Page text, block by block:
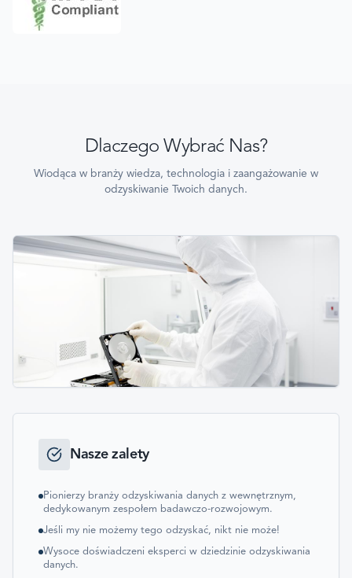
Dlaczego Wybrać Nas?
Wiodąca w branży wiedza, technologia i zaangażowanie w
odzyskiwanie Twoich danych.
Nasze zalety
Pionierzy branży odzyskiwania danych z wewnętrznym,
dedykowanym zespołem badawczo-rozwojowym.
Jeśli my nie możemy tego odzyskać, nikt nie może!
Wysoce doświadczeni eksperci w dziedzinie odzyskiwania
danych.